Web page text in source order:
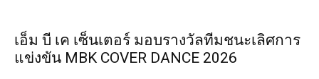
เอ็ม บี เค เซ็นเตอร์ มอบรางวัลทีมชนะเลิศการ
แข่งขัน MBK COVER DANCE 2026